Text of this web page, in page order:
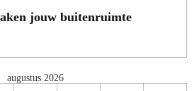
jouw buitenruimte
augustus 2026